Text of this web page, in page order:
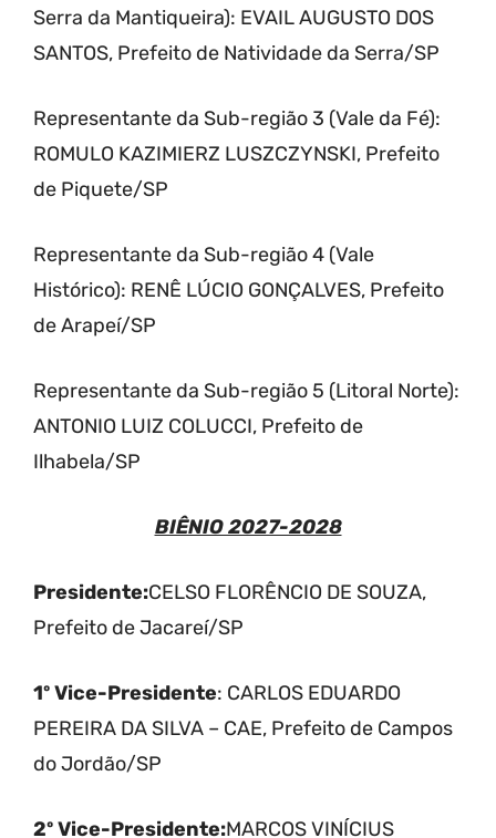
Serra da Mantiqueira): EVAIL AUGUSTO DOS
SANTOS, Prefeito de Natividade da Serra/SP
Representante da Sub-região 3 (Vale da Fé):
ROMULO KAZIMIERZ LUSZCZYNSKI, Prefeito
de Piquete/SP
Representante da Sub-região 4 (Vale
Histórico): RENÊ LÚCIO GONÇALVES, Prefeito
de Arapeí/SP
Representante da Sub-região 5 (Litoral Norte):
ANTONIO LUIZ COLUCCI, Prefeito de
Ilhabela/SP
BIÊNIO 2027-2028
Presidente:CELSO FLORÊNCIO DE SOUZA,
Prefeito de Jacareí/SP
1º Vice-Presidente: CARLOS EDUARDO
PEREIRA DA SILVA – CAE, Prefeito de Campos
do Jordão/SP
2º Vice-Presidente:MARCOS VINÍCIUS